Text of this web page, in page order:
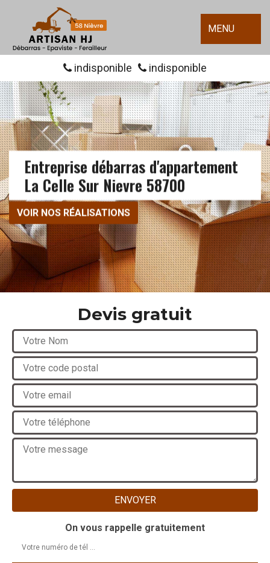
MENU
indisponible indisponible
Entreprise débarras d'appartement
La Celle Sur Nievre 58700
VOIR NOS RÉALISATIONS
Devis gratuit
On vous rappelle gratuitement